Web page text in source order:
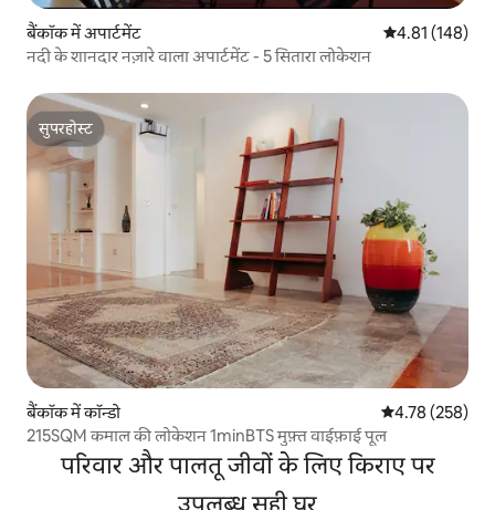
बैंकॉक में अपार्टमेंट औसत रेटिंग 5 में से
4.81 (148)
नदी के शानदार नज़ारे वाला अपार्टमेंट - 5 सितारा लोकेशन
सुपरहोस्ट
सुपरहोस्ट
बैंकॉक में कॉन्डो औसत रेटिंग 5 में से
4.78 (258)
215SQM कमाल की लोकेशन 1minBTS मुफ़्त वाईफ़ाई पूल
परिवार और पालतू जीवों के लिए किराए पर
उपलब्ध सही घर